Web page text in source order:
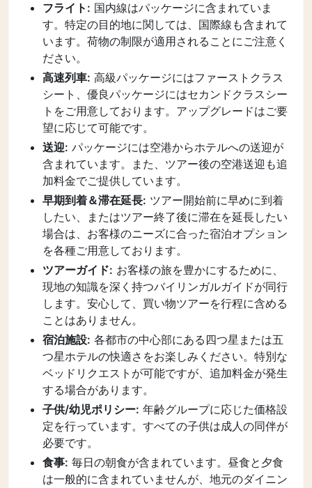
フライト: 国内線はパッケージに含まれていま
す。特定の目的地に関しては、国際線も含まれて
います。荷物の制限が適用されることにご注意く
ださい。
高速列車: 高級パッケージにはファーストクラス
シート、優良パッケージにはセカンドクラスシー
トをご用意しております。アップグレードはご要
望に応じて可能です。
送迎: パッケージには空港からホテルへの送迎が
含まれています。また、ツアー後の空港送迎も追
加料金でご提供しています。
早期到着＆滞在延長: ツアー開始前に早めに到着
したい、またはツアー終了後に滞在を延長したい
場合は、お客様のニーズに合った宿泊オプション
を各種ご用意しております。
ツアーガイド: お客様の旅を豊かにするために、
現地の知識を深く持つバイリンガルガイドが同行
します。安心して、買い物ツアーを行程に含める
ことはありません。
宿泊施設: 各都市の中心部にある四つ星または五
つ星ホテルの快適さをお楽しみください。特別な
ベッドリクエストが可能ですが、追加料金が発生
する場合があります。
子供/幼児ポリシー: 年齢グループに応じた価格設
定を行っています。すべての子供は成人の同伴が
必要です。
食事: 毎日の朝食が含まれています。昼食と夕食
は一般的に含まれていませんが、地元のダイニン